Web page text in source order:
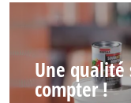
Une
compter !